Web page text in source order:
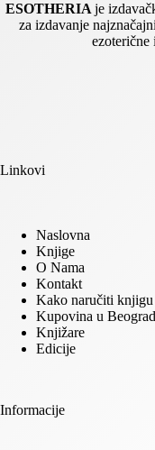
ESOTHERIAje
za izdavanje
ezoterične
Linkovi
Naslovna
Knjige
O Nama
Kontakt
Kako naručiti knjigu
Kupovina u
Knjižare
Edicije
Informacije